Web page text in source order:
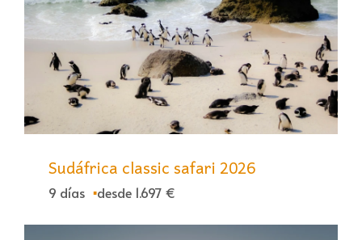
Sudáfrica classic safari 2026
9 días desde 1.697 €